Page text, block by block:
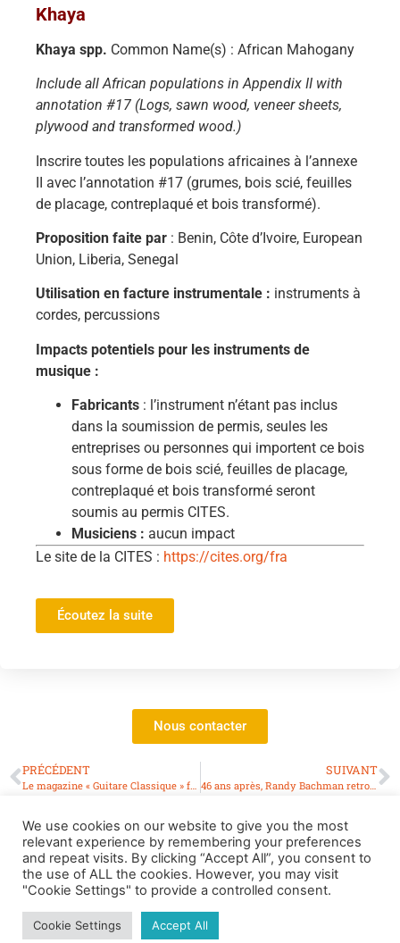
Khaya
Khaya spp. Common Name(s) : African Mahogany
Include all African populations in Appendix II with
annotation #17 (Logs, sawn wood, veneer sheets,
plywood and transformed wood.)
Inscrire toutes les populations africaines à l’annexe
II avec l’annotation #17 (grumes, bois scié, feuilles
de placage, contreplaqué et bois transformé).
Proposition faite par : Benin, Côte d’Ivoire, European
Union, Liberia, Senegal
Utilisation en facture instrumentale : instruments à
cordes, percussions
Impacts potentiels pour les instruments de
musique :
Fabricants : l’instrument n’étant pas inclus
dans la soumission de permis, seules les
entreprises ou personnes qui importent ce bois
sous forme de bois scié, feuilles de placage,
contreplaqué et bois transformé seront
soumis au permis CITES.
Musiciens : aucun impact
Le site de la CITES : https://cites.org/fra
Écoutez la suite
Nous contacter
PRÉCÉDENT
Le magazine « Guitare Classique » fête le 100e numéro !
SUIVANT
46 ans après, Randy Bachman retrouve sa guitare
· © 2021- 2026 APLG ·
We use cookies on our website to give you the most
relevant experience by remembering your preferences
and repeat visits. By clicking “Accept All”, you consent to
the use of ALL the cookies. However, you may visit
"Cookie Settings" to provide a controlled consent.
Cookie Settings Accept All